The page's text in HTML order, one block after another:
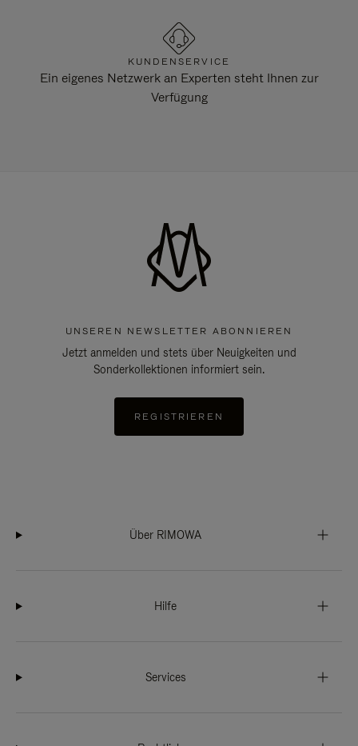
KUNDENSERVICE
Ein eigenes Netzwerk an Experten steht Ihnen zur
Verfügung
UNSEREN NEWSLETTER ABONNIEREN
Jetzt anmelden und stets über Neuigkeiten und
Sonderkollektionen informiert sein.
REGISTRIEREN
Über RIMOWA
Hilfe
Services